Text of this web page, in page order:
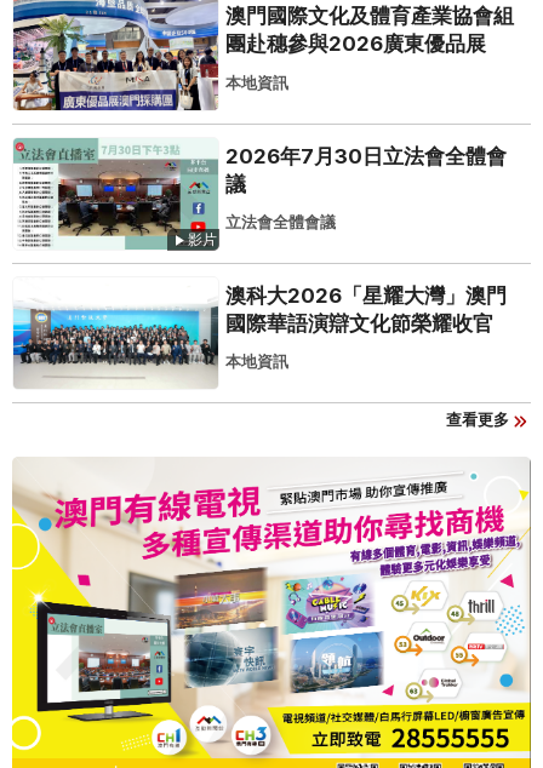
澳門國際文化及體育產業協會組
團赴穗參與2026廣東優品展
本地資訊
影片
2026年7月30日立法會全體會
議
立法會全體會議
澳科大2026「星耀大灣」澳門
國際華語演辯文化節榮耀收官
本地資訊
查看更多